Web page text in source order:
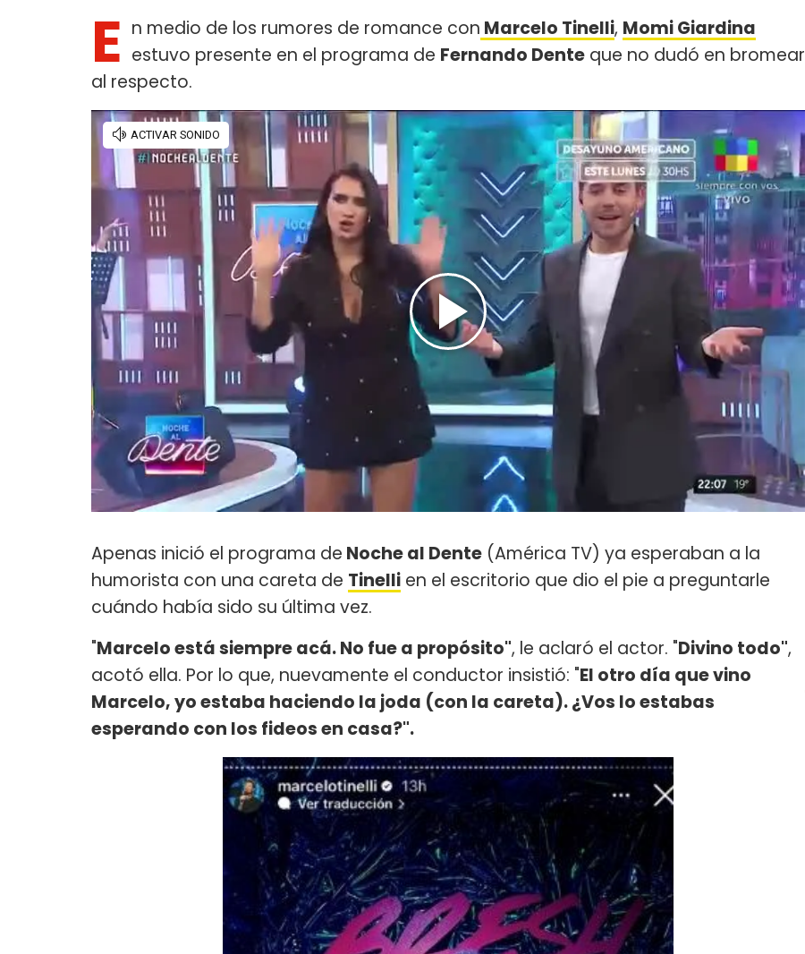
E n medio de los rumores de romance con Marcelo Tinelli, Momi Giardina
estuvo presente en el programa de Fernando Dente que no dudó en bromear
al respecto.
Apenas inició el programa de Noche al Dente (América TV) ya esperaban a la
humorista con una careta de Tinelli en el escritorio que dio el pie a preguntarle
cuándo había sido su última vez.
"Marcelo está siempre acá. No fue a propósito", le aclaró el actor. "Divino todo",
acotó ella. Por lo que, nuevamente el conductor insistió: "El otro día que vino
Marcelo, yo estaba haciendo la joda (con la careta). ¿Vos lo estabas
esperando con los fideos en casa?".